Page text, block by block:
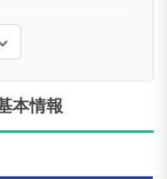
本情報